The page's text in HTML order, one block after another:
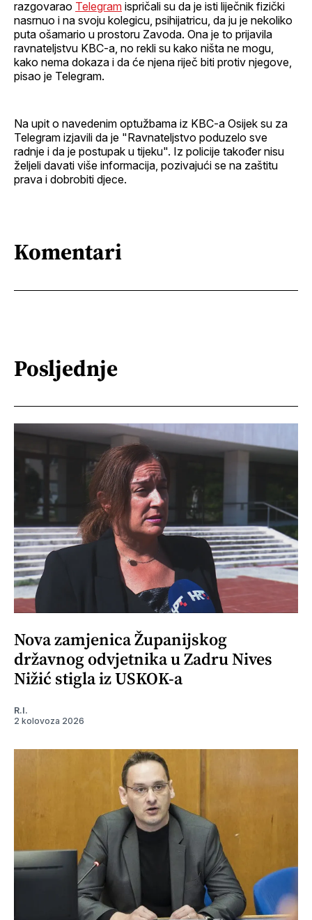
razgovarao Telegram ispričali su da je isti liječnik fizički
nasrnuo i na svoju kolegicu, psihijatricu, da ju je nekoliko
puta ošamario u prostoru Zavoda. Ona je to prijavila
ravnateljstvu KBC-a, no rekli su kako ništa ne mogu,
kako nema dokaza i da će njena riječ biti protiv njegove,
pisao je Telegram.
Na upit o navedenim optužbama iz KBC-a Osijek su za
Telegram izjavili da je "Ravnateljstvo poduzelo sve
radnje i da je postupak u tijeku". Iz policije također nisu
željeli davati više informacija, pozivajući se na zaštitu
prava i dobrobiti djece.
Komentari
Posljednje
Nova zamjenica Županijskog
državnog odvjetnika u Zadru Nives
Nižić stigla iz USKOK-a
R.I.
2 kolovoza 2026